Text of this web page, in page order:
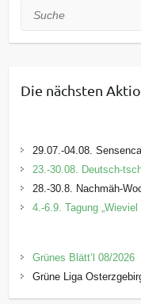
Kommunen
Mitte auch
einladen,
besonderen
Das Areal am
entsprechend
Suche
Die nächsten
29.07.-04.08.
23.-30.08. Deutsch-
28.-30.8. Nachmäh-
4.-6.9. Tagung
Grünes Blätt’l 08/2026
Grüne Liga